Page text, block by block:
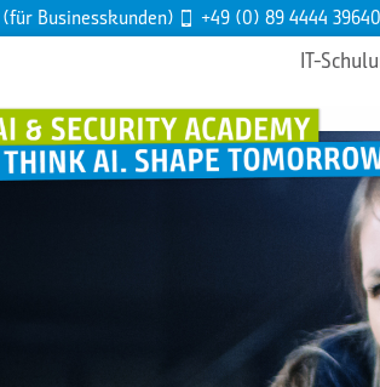
Businesskunden) +49 (0) 89 4444
IT-